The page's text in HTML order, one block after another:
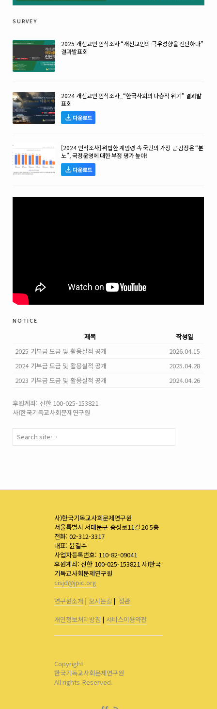
survey
2025 개신교인 인식조사 “개신교인의 극우성향을 진단하다”
결과발표회
2024 개신교인 인식조사_“한국사회의 다층적 위기” 결과발
표회
다운로드
[2024 인식조사] 위법한 계엄령 속 국민의 가장 큰 감정은 “분
노”, 국정운영에 대한 부정 평가 높아!
다운로드
notice
제목
작성일
2025 기부금 모금 및 활용실적 공개
2026.04.15
2024 기부금 모금 및 활용실적 공개
2025.04.28
2023 기부금 모금 및 활용실적 공개
2024.04.26
후원계좌: 신한 100-025-153821
사)한국기독교사회문제연구원
사)한국기독교사회문제연구원
서울특별시 서대문구 충정로11길 20 5층
전화: 02-312-3317
대표: 윤길수
사업자등록번호: 110-82-09041
후원계좌: 신한 100-025-153821 사)한국
기독교사회문제연구원
cisjd@jpic.org
연구원소개 | 오시는길 | 정관
개인정보처리방침 | 서비스이용약관
Copyright
한국기독교사회문제연구원
All rights Reserved.